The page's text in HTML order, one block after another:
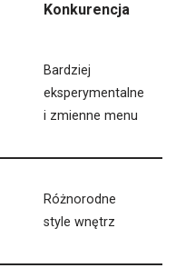
Konkurencja
Bardziej
eksperymentalne
i zmienne menu
Różnorodne
style wnętrz